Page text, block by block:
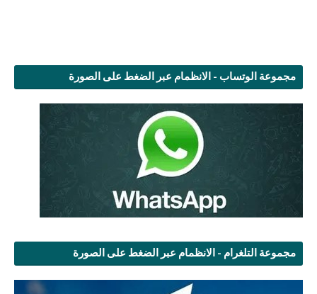
مجموعة الوتساب - الانظمام عبر الضغط على الصورة
مجموعة التلغرام - الانظمام عبر الضغط على الصورة